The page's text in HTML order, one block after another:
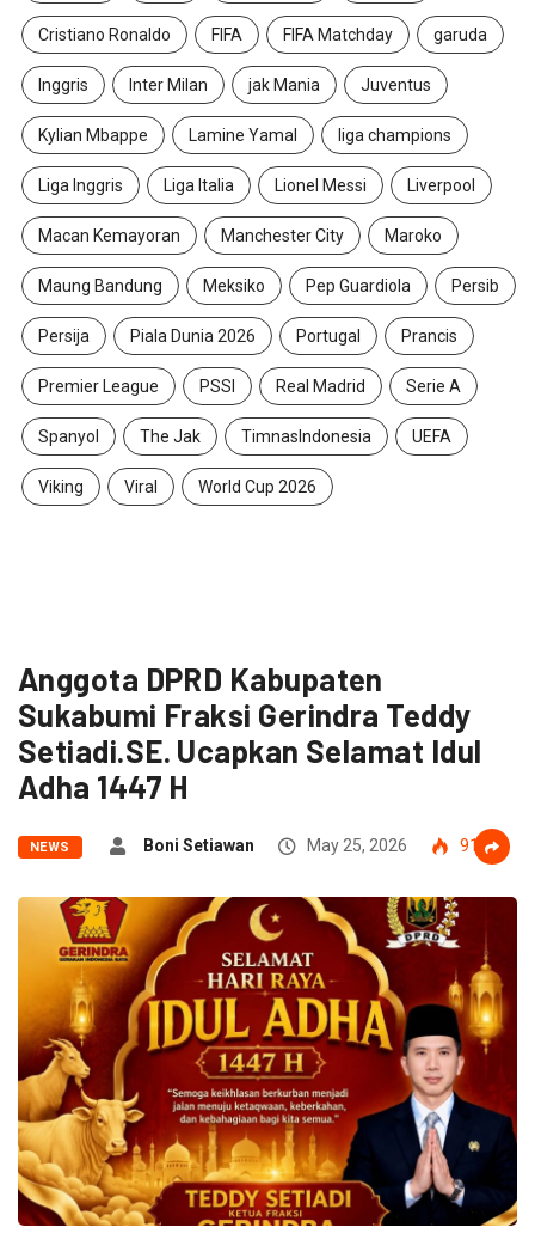
Cristiano Ronaldo FIFA FIFA Matchday garuda
Inggris Inter Milan jak Mania Juventus
Kylian Mbappe Lamine Yamal liga champions
Liga Inggris Liga Italia Lionel Messi Liverpool
Macan Kemayoran Manchester City Maroko
Maung Bandung Meksiko Pep Guardiola Persib
Persija Piala Dunia 2026 Portugal Prancis
Premier League PSSI Real Madrid Serie A
Spanyol The Jak TimnasIndonesia UEFA
Viking Viral World Cup 2026
Anggota DPRD Kabupaten
Sukabumi Fraksi Gerindra Teddy
Setiadi.SE. Ucapkan Selamat Idul
Adha 1447 H
NEWS Boni Setiawan May 25, 2026 91